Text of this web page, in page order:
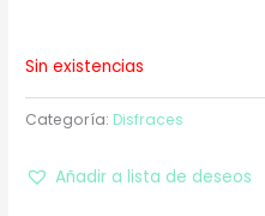
Sin existencias
Categoría: Disfraces
Añadir a lista de deseos